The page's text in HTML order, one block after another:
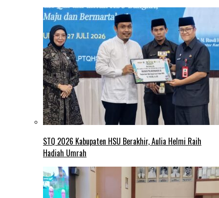
STQ 2026 Kabupaten HSU Berakhir, Aulia Helmi Raih
Hadiah Umrah